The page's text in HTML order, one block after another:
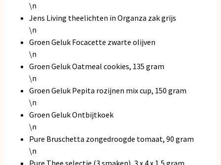
\n
Jens Living theelichten in Organza zak grijs
\n
Groen Geluk Focacette zwarte olijven
\n
Groen Geluk Oatmeal cookies, 135 gram
\n
Groen Geluk Pepita rozijnen mix cup, 150 gram
\n
Groen Geluk Ontbijtkoek
\n
Pure Bruschetta zongedroogde tomaat, 90 gram
\n